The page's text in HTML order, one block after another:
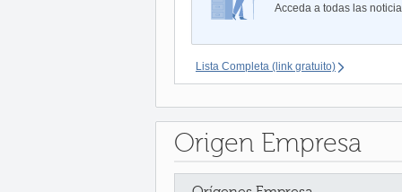
Acceda a todas las
Lista Completa (link gratuito)
Origen Empresa